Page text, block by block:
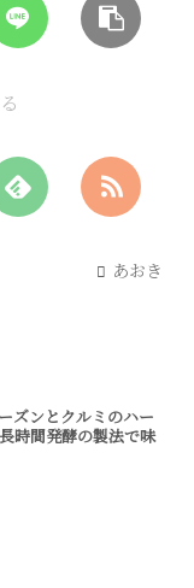
あおき
ズンとクルミのハー
時間発酵の製法で味